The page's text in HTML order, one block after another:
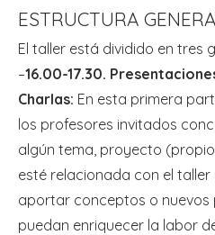
ESTRUCTURA
El taller está dividido en tres
–16.00-17.30.
Charlas: En esta primera
los profesores invitados
algún tema, proyecto
esté relacionada con el
aportar conceptos o nuevos
puedan enriquecer la labor